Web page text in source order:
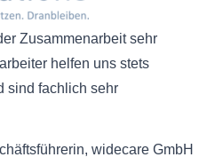
Zusammenarbeit sehr
helfen uns stets
sind fachlich sehr
widecare GmbH